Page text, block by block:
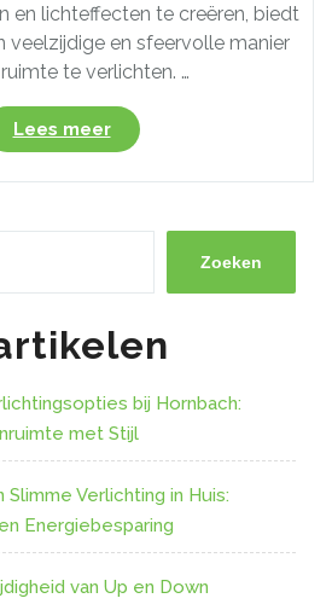
en lichteffecten te creëren, biedt
veelzijdige en sfeervolle manier
te verlichten. …
Lees meer“Ontdek
de
Veelzijdigheid
RGB
220V
Zoeken
bij Hornbach:
met Stijl
Verlichting in Huis:
Energiebesparing
van Up en Down